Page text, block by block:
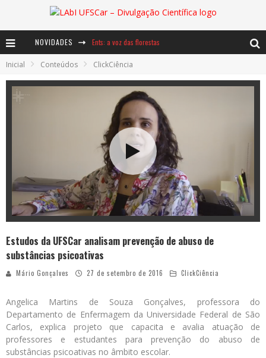
NOVIDADES Ents: a voz das florestas
Notáveis: Bertha Lutz
Baú de Histórias - A jamais imaginada aventura com os moinhos de vento
Inicial Conteúdos ClickCiência
Estudos da UFSCar analisam prevenção de abuso de
substâncias psicoativas
Mário Gonçalves 27 de setembro de 2016 ClickCiência
Angelica Martins de Souza Gonçalves, professora do
Departamento de Enfermagem da Universidade Federal de São
Carlos, explica projeto que capacita e avalia atuação de
professores e estudantes para prevenção do abuso de
substâncias psicoativas no âmbito escolar.